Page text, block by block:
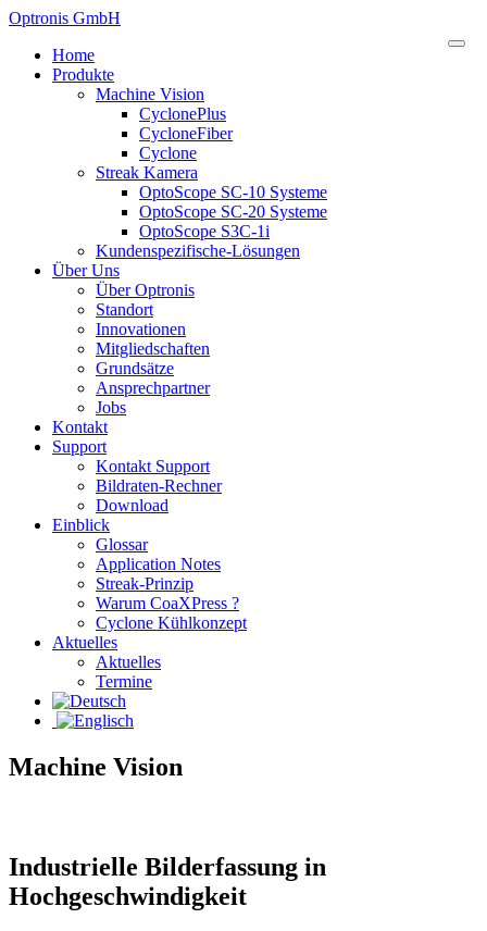
Optronis GmbH
Home
Produkte
Machine Vision
CyclonePlus
CycloneFiber
Cyclone
Streak Kamera
OptoScope SC-10 Systeme
OptoScope SC-20 Systeme
OptoScope S3C-1i
Kundenspezifische-Lösungen
Über Uns
Über Optronis
Standort
Innovationen
Mitgliedschaften
Grundsätze
Ansprechpartner
Jobs
Kontakt
Support
Kontakt Support
Bildraten-Rechner
Download
Einblick
Glossar
Application Notes
Streak-Prinzip
Warum CoaXPress ?
Cyclone Kühlkonzept
Aktuelles
Aktuelles
Termine
Machine Vision
Industrielle Bilderfassung in
Hochgeschwindigkeit